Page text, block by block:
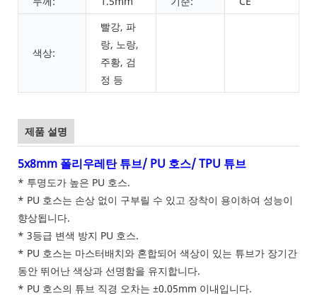
색상:
빨강, 파
랑, 노랑,
주황, 검
정 등
제품 설명
5x8mm 폴리우레탄 튜브/ PU 호스/ TPU 튜브
* 투명도가 높은 PU 호스.
* PU 호스는 손상 없이 구부릴 수 있고 장착이 용이하여 성능이
향상됩니다.
* 3등급 변색 방지 PU 호스.
* PU 호스는 마스터배치와 혼합되어 색상이 있는 튜브가 장기간
동안 뛰어난 색상과 선명함을 유지합니다.
* PU 호스의 튜브 직경 오차는 ±0.05mm 이내입니다.